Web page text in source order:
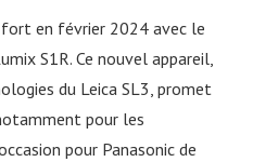
en février 2024 avec le
S1R. Ce nouvel appareil,
du Leica SL3, promet
pour les
pour Panasonic de